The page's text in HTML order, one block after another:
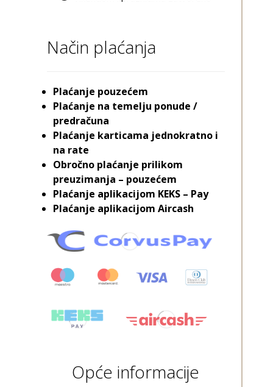
Način plaćanja
Plaćanje pouzećem
Plaćanje na temelju ponude /
predračuna
Plaćanje karticama jednokratno i
na rate
Obročno plaćanje prilikom
preuzimanja – pouzećem
Plaćanje aplikacijom KEKS – Pay
Plaćanje aplikacijom Aircash
Opće informacije